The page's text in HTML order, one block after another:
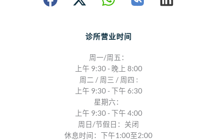
诊所营业时间
周一/周五：
上午 9:30 - 晚上 8:00
周二 / 周三 / 周四 :
上午 9:30 - 下午 6:30
星期六：
上午 9:30 - 下午 4:00
周日/节假日：关闭
休息时间：下午1:00至2:00